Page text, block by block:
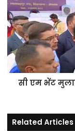
भेंट
मुलाकात
-
लाल
बहादुर
नगर
जल्द
सी एम भेंट
Related Articles